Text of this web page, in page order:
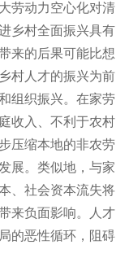
劳动力空心化对清
乡村全面振兴具有
来的后果可能比想
村人才的振兴为前
组织振兴。在家劳
收入、不利于农村
压缩本地的非农劳
展。类似地，与家
、社会资本流失将
来负面影响。人才
的恶性循环，阻碍